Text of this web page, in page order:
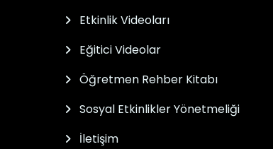
Etkinlik Videoları
Eğitici Videolar
Öğretmen Rehber Kitabı
Sosyal Etkinlikler Yönetmeliği
İletişim